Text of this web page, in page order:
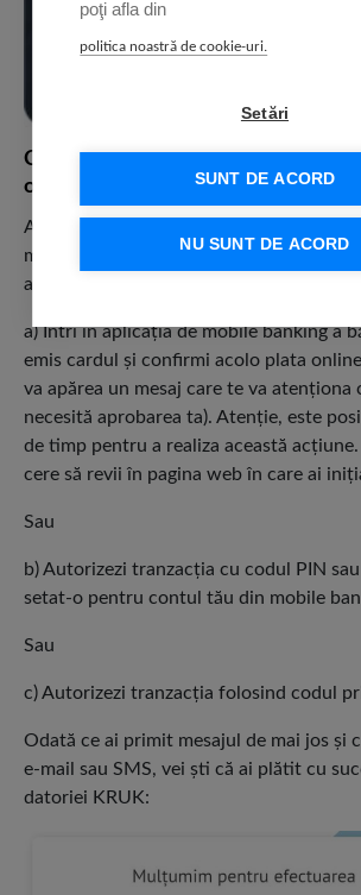
Ce presupune pasul suplimentar de
online (3D Secure)
Acţiunea suplimentară de confirmare a
motive de securitate, diferă de la o
acţiunile sunt similare:
a) Intri în aplicaţia de mobile banking a
emis cardul şi confirmi acolo plata
va apărea un mesaj care te va atenţiona
necesită aprobarea ta). Atenţie, este
de timp pentru a realiza această
cere să revii în pagina web în care ai
Sau
b) Autorizezi tranzacţia cu codul PIN
setat-o pentru contul tău din mobile
Sau
c) Autorizezi tranzacţia folosind codul
Odată ce ai primit mesajul de mai jos şi
e-mail sau SMS, vei şti că ai plătit cu
datoriei KRUK:
poţi afla din
politica noastră de cookie-uri.
Setări
SUNT DE ACORD
NU SUNT DE ACORD